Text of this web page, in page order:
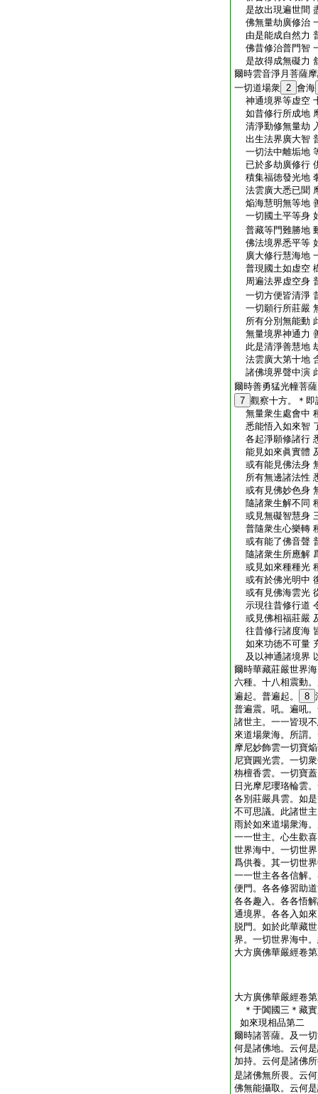
是故出現遍世間
佛無量劫廣修治
由是能成自然力
佛昔修治普門智
是故得成無礙力
爾時雲音淨月菩薩
一切道場衆 2 會海
神通境界等虚空
如昔修行所成地
清淨勤修無量劫
出生法界廣大智
一切法中離垢地
已於多劫廣修行
積集福徳發光地
法雲廣大悉已聞
焔海慧明無等地
一切國土平等身
普藏等門難勝地
佛法境界悉平等
廣大修行慧海地
普現國土如虚空
周遍法界虚空身
一切方便皆清淨
一切願行所莊嚴
所有分別無能動
無量境界神通力
此是清淨善慧地
法雲廣大第十地
諸佛境界聲中演
爾時善勇猛光幢菩
7 觀察十方。＊即
無量衆生處會中
悉能悟入如來智
各起淨願修諸行
能見如來眞實體
或有能見佛法身
所有無邊諸法性
或有見佛妙色身
隨諸衆生解不同
或見無礙智慧身
普隨衆生心樂轉
或有能了佛音聲
隨諸衆生所應解
或見如來種種光
或有於佛光明中
或有見佛海雲光
示現往昔修行道
或見佛相福莊嚴
往昔修行諸度海
如來功徳不可量
及以神通諸境界
爾時華藏莊嚴世界
六種。十八相震動
遍起。普遍起。
8
普遍震。吼。遍吼
諸世主。一一皆現
來道場衆海。所謂
摩尼妙飾雲一切寶
尼寶圓光雲。一切
栴檀香雲。一切寶
日光摩尼瓔珞輪雲
各別莊嚴具雲。如
不可思議。此諸世
雨於如來道場衆海
一一世主。心生歡
世界海中。一切世
爲供養。其一切世
一一世主各各信解
便門。各各修習助
各各趣入。各各悟
通境界。各各入如
脱門。如於此華藏
界。一切世界海中
大方廣佛華嚴經卷
大方廣佛華嚴經卷
＊于闐國三＊藏
如來現相品第二
爾時諸菩薩。及一
何是諸佛地。云何
加持。云何是諸佛
是諸佛無所畏。云
佛無能攝取。云何